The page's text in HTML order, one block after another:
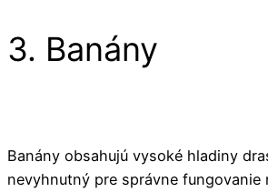
3. Banány
Banány obsahujú vysoké hladiny
nevyhnutný pre správne fungovanie